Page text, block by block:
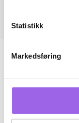
Statistikk
Markedsføring